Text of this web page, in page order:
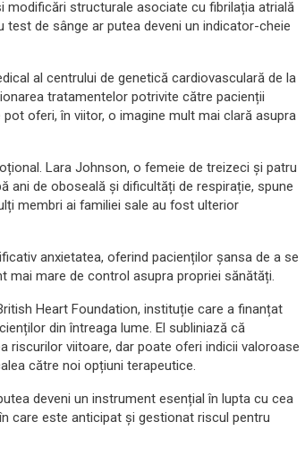
modificări structurale asociate cu fibrilația atrială
de sânge ar putea deveni un indicator-cheie
al centrului de genetică cardiovasculară de la
tratamentelor potrivite către pacienții
oferi, în viitor, o imagine mult mai clară asupra
Lara Johnson, o femeie de treizeci și patru
ani de oboseală și dificultăți de respirație, spune
membri ai familiei sale au fost ulterior
anxietatea, oferind pacienților șansa de a se
mai mare de control asupra propriei sănătăți.
Heart Foundation, instituție care a finanțat
din întreaga lume. El subliniază că
riscurilor viitoare, dar poate oferi indicii valoroase
către noi opțiuni terapeutice.
deveni un instrument esențial în lupta cu cea
care este anticipat și gestionat riscul pentru